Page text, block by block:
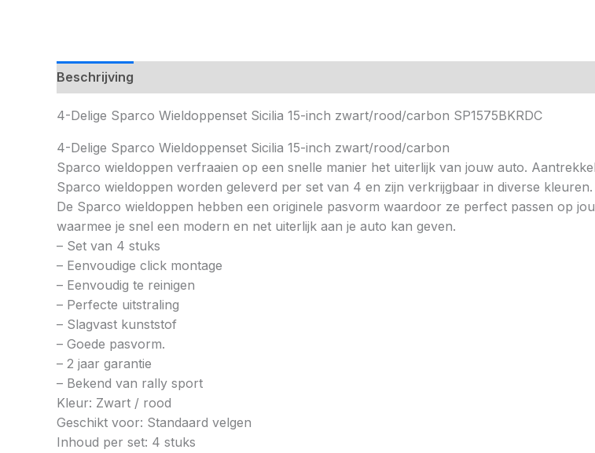
Beschrijving
4-Delige Sparco Wieldoppenset Sicilia 15-inch zwart/rood/carbon SP1575BKRDC
4-Delige Sparco Wieldoppenset Sicilia 15-inch zwart/rood/carbon
Sparco wieldoppen verfraaien op een snelle manier het uiterlijk van jouw auto.
Sparco wieldoppen worden geleverd per set van 4 en zijn verkrijgbaar in diverse kleuren.
De Sparco wieldoppen hebben een originele pasvorm waardoor ze perfect passen op
waarmee je snel een modern en net uiterlijk aan je auto kan geven.
– Set van 4 stuks
– Eenvoudige click montage
– Eenvoudig te reinigen
– Perfecte uitstraling
– Slagvast kunststof
– Goede pasvorm.
– 2 jaar garantie
– Bekend van rally sport
Kleur: Zwart / rood
Geschikt voor: Standaard velgen
Inhoud per set: 4 stuks